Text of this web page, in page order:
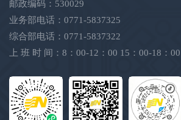
邮政编码：530029
业务部电话：0771-5837325
综合部电话：0771-5837322
上 班 时 间：8：00-12：00 15：00-18：